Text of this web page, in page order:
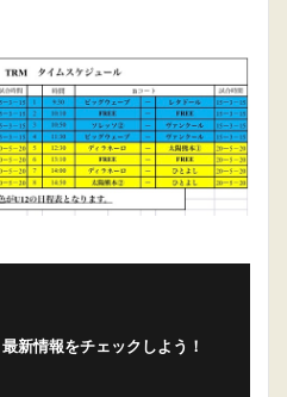
最新情報をチェックしよう！